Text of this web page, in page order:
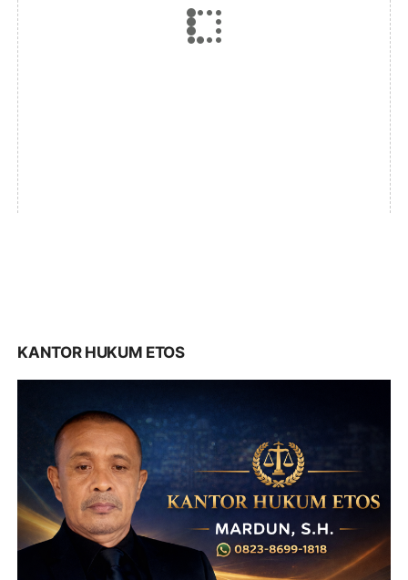
KANTOR HUKUM ETOS